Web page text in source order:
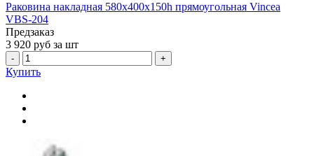
Раковина накладная 580x400x150h прямоугольная Vincea
VBS-204
Предзаказ
3 920 руб за шт
- +
Купить